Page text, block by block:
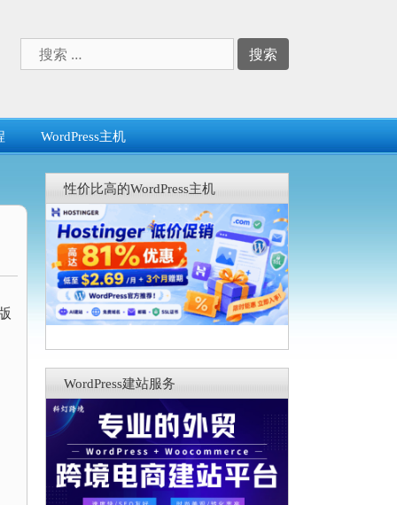
索：
WordPress主机
性价比高的WordPress主机
WordPress建站服务